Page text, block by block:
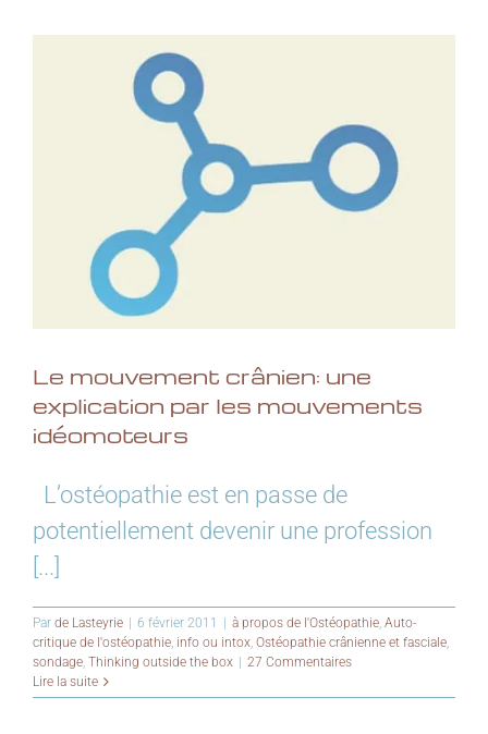
Le mouvement crânien: une
explication par les mouvements
idéomoteurs
L’ostéopathie est en passe de
potentiellement devenir une profession
[...]
Par de Lasteyrie 6 février 2011 à propos de l'Ostéopathie, Auto-
critique de l'ostéopathie, info ou intox, Ostéopathie crânienne et fasciale,
sondage, Thinking outside the box
27 Commentaires
Lire la suite